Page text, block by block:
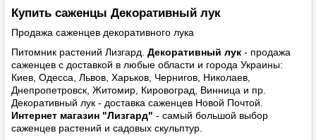
Купить саженцы Декоративный лук
Продажа саженцев декоративного лука
Питомник растений Лизгард. Декоративный лук - продажа
саженцев с доставкой в любые области и города Украины:
Киев, Одесса, Львов, Харьков, Чернигов, Николаев,
Днепропетровск, Житомир, Кировоград, Винница и пр.
Декоративный лук - доставка саженцев Новой Почтой.
Интернет магазин "Лизгард" - самый большой выбор
саженцев растений и садовых скульптур.